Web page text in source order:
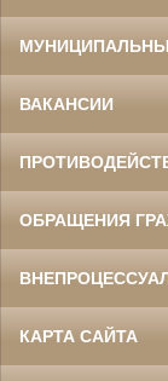
ВАКАНСИИ
ОБРАЩЕНИЯ
КАРТА САЙТА